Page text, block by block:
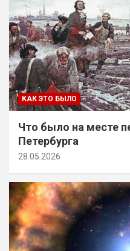
КАК ЭТО БЫЛО
Что было на месте
Петербурга
28.05.2026